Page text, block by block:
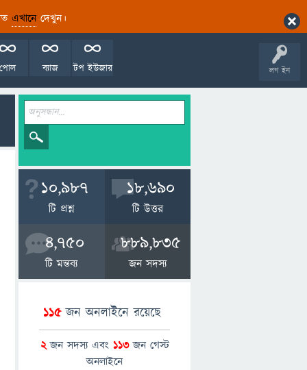
এখানেদেখুন।
লগ ইন
টপ ইউজার
ব্যাজ
পোল
10,987
টি প্রশ্ন
18,690
টি উত্তর
4,750
টি মন্তব্য
889,835
জন সদস্য
115জন অনলাইনে রয়েছে
2জন সদস্য এবং 113জন গেস্ট
অনলাইনে